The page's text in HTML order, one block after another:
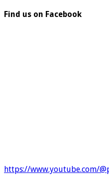
Find us on Facebook
https://www.youtube.com/